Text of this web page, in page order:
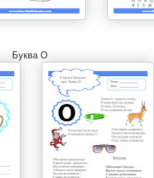
Буква О